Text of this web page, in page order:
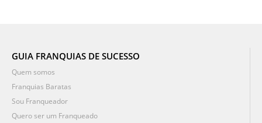
GUIA FRANQUIAS DE SUCESSO
Quem somos
Franquias Baratas
Sou Franqueador
Quero ser um Franqueado